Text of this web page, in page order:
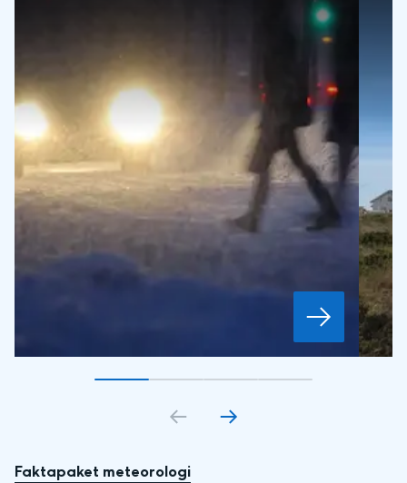
Gå till bildkort1
Gå till bildkort2
Gå till bildkort3
Gå till bildkort
Faktapaket meteorologi